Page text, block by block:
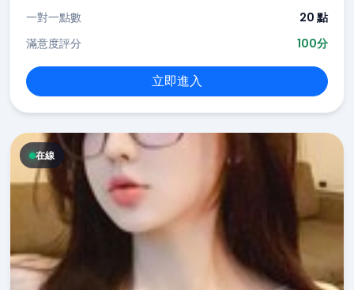
一對一點數
20 點
滿意度評分
100分
立即進入
在線